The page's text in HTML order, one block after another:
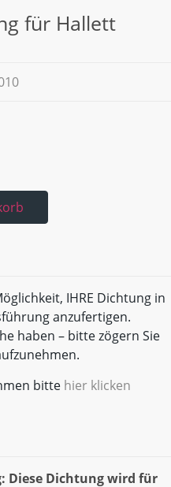
für Hallett
IHRE Dichtung in
anzufertigen.
haben – bitte zögern Sie
bitte hier klicken
Diese Dichtung wird für